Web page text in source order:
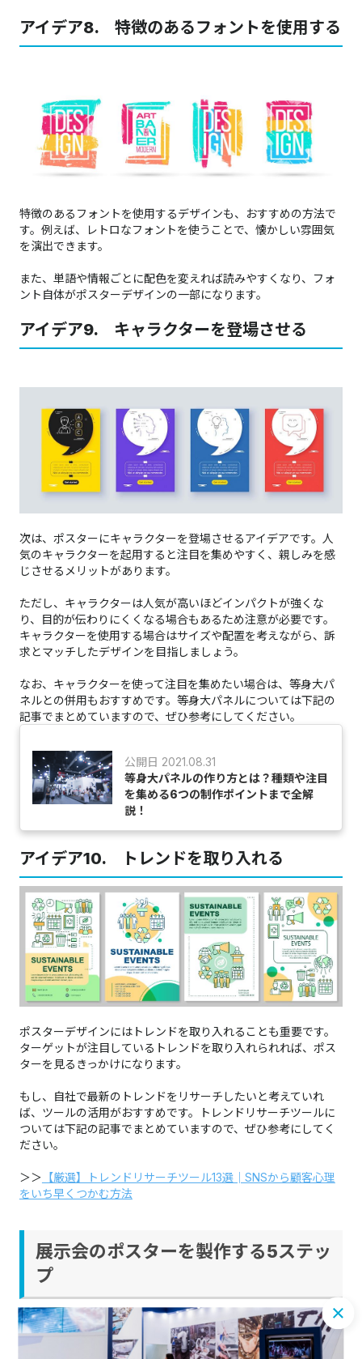
アイデア8. 特徴のあるフォントを使用する
特徴のあるフォントを使用するデザインも、おすすめの方法で
す。例えば、レトロなフォントを使うことで、懐かしい雰囲気
を演出できます。
また、単語や情報ごとに配色を変えれば読みやすくなり、フォ
ント自体がポスターデザインの一部になります。
アイデア9. キャラクターを登場させる
次は、ポスターにキャラクターを登場させるアイデアです。人
気のキャラクターを起用すると注目を集めやすく、親しみを感
じさせるメリットがあります。
ただし、キャラクターは人気が高いほどインパクトが強くな
り、目的が伝わりにくくなる場合もあるため注意が必要です。
キャラクターを使用する場合はサイズや配置を考えながら、訴
求とマッチしたデザインを目指しましょう。
なお、キャラクターを使って注目を集めたい場合は、等身大パ
ネルとの併用もおすすめです。等身大パネルについては下記の
記事でまとめていますので、ぜひ参考にしてください。
公開日 2021.08.31
等身大パネルの作り方とは？種類や注目
を集める6つの制作ポイントまで全解
説！
アイデア10. トレンドを取り入れる
ポスターデザインにはトレンドを取り入れることも重要です。​​​​​​​
ターゲットが注目しているトレンドを取り入れられれば、ポス
ターを見るきっかけになります。
もし、自社で最新のトレンドをリサーチしたいと考えていれ
ば、ツールの活用がおすすめです。トレンドリサーチツールに
ついては下記の記事でまとめていますので、ぜひ参考にしてく
ださい。
＞＞ 【厳選】トレンドリサーチツール13選│SNSから顧客心理
をいち早くつかむ方法
展示会のポスターを製作する5ステッ
プ
展示会のポスターは、5つのステップで製作が可能です。以下で
製作の流れを解説します。​​​​​​​